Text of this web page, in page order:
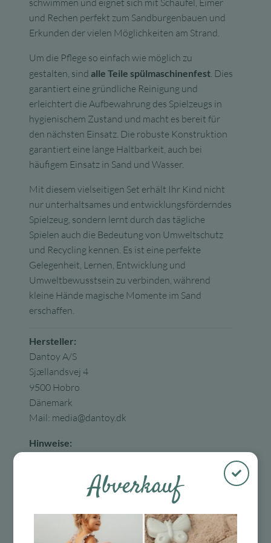
und Rechen perfekt zum Sandburgenbauen und
Erkunden der vielen Möglichkeiten am Strand.
Um die Pflege so einfach wie möglich zu
gestalten, sind alle Teile spülmaschinenfest . Dies
garantiert eine gründliche Reinigung und
erleichtert die Aufbewahrung des Spielzeugs in
hygienischem Zustand und macht es bereit für
den nächsten Einsatz. Die robuste Konstruktion
garantiert eine lange Haltbarkeit, auch bei
häufigem Einsatz in Sand und Wasser.
Mit diesem vielseitigen Set erhält Ihr Kind nicht
nur unterhaltsames und entwicklungsförderndes
Spielzeug, sondern lernt durch das tägliche
Spielen auch die Bedeutung von Umweltschutz
und Recycling kennen. Es ist eine perfekte
Gelegenheit, Lernen, Entwicklung und
Umweltbewusstsein zu verbinden, während
kleine Hände magische Momente im Sand
erschaffen.
Hersteller:
Dantoy A/S
Sjællandsvej 4
9500 Hobro
Dänemark
Mail: media@dantoy.dk
Hinweise:
das Produkt dem Kind geben
Einhaltung der EU-Chemikalienverordnung
Das Spielzeug kann gewaschen werden
Abverkauf